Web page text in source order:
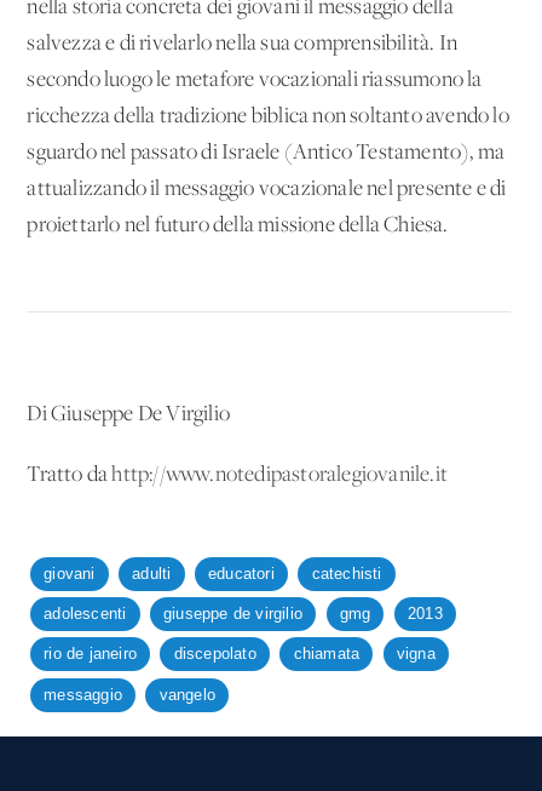
nella storia concreta dei giovani il messaggio della
salvezza e di rivelarlo nella sua comprensibilità. In
secondo luogo le metafore vocazionali riassumono la
ricchezza della tradizione biblica non soltanto avendo lo
sguardo nel passato di Israele (Antico Testamento), ma
attualizzando il messaggio vocazionale nel presente e di
proiettarlo nel futuro della missione della Chiesa.
Di Giuseppe De Virgilio
Tratto dahttp://www.notedipastoralegiovanile.it
giovani adulti educatori catechisti
adolescenti giuseppe de virgilio gmg 2013
rio de janeiro discepolato chiamata vigna
messaggio vangelo